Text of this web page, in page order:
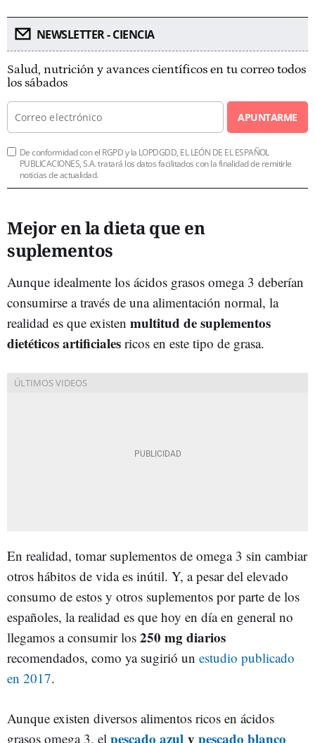
NEWSLETTER - CIENCIA
Salud, nutrición y avances científicos en tu correo todos
los sábados
APUNTARME
De conformidad con el RGPD y la LOPDGDD, EL LEÓN DE EL ESPAÑOL
PUBLICACIONES, S.A. tratará los datos facilitados con la finalidad de remitirle
noticias de actualidad.
Mejor en la dieta que en
suplementos
Aunque idealmente los ácidos grasos omega 3 deberían
consumirse a través de una alimentación normal, la
realidad es que existen multitud de suplementos
dietéticos artificiales ricos en este tipo de grasa.
En realidad, tomar suplementos de omega 3 sin cambiar
otros hábitos de vida es inútil. Y, a pesar del elevado
consumo de estos y otros suplementos por parte de los
españoles, la realidad es que hoy en día en general no
llegamos a consumir los 250 mg diarios
recomendados, como ya sugirió un estudio publicado
en 2017.
Aunque existen diversos alimentos ricos en ácidos
grasos omega 3, el pescado azul y pescado blanco